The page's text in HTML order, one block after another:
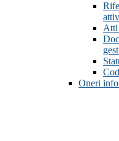
Atti
Oneri